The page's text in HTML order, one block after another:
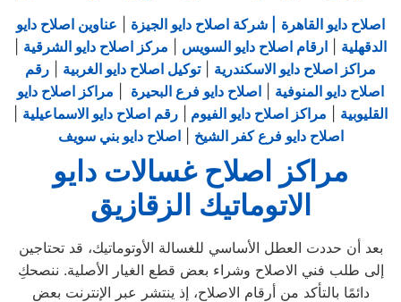
اصلاح دايو القاهرة | شركة اصلاح دايو الجيزة
عناوين اصلاح دايو
الدقهلية
ارقام اصلاح دايو السويس مركز اصلاح دايو الشرقية
مراكز اصلاح دايو الاسكندرية |توكيل اصلاح دايو الغربية
رقم
اصلاح دايو المنوفية
اصلاح دايو فرع البحيرة
مراكز اصلاح دايو
القليوبية
مراكز اصلاح دايو الفيوم رقم اصلاح دايو الاسماعيلية
اصلاح دايو فرع كفر الشيخ |اصلاح دايو بني سويف
مراكز اصلاح غسالات دايو
الاتوماتيك الزقازيق
بعد أن حددت العطل الأساسي للغسالة الأوتوماتيك، قد تحتاجين
إلى طلب فني الاصلاح وشراء بعض قطع الغيار الأصلية. ننصحكِ
دائمًا بالتأكد من أرقام الاصلاح، إذ ينتشر عبر الإنترنت بعض